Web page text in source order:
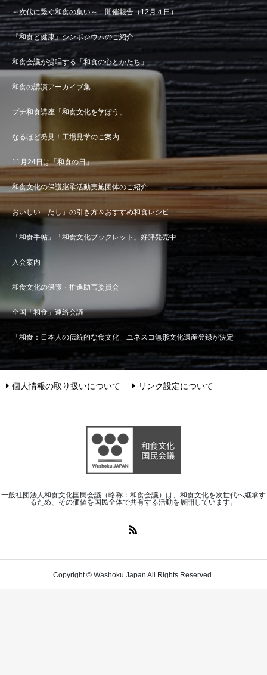
～次代に繋ぐ和食の集い～ 開催報告（12月４日）
『和食と健康』シンポジウムのご紹介
和食会議が提唱する「和食の心とかたち」
和食の講演アーカイブ集
プチ和食講座「和食文化を学ぼう」
なるほど発見！工場見学のご案内
11月24日は「和食の日」
和食文化の保護継承活動実施団体のご紹介
おいしい「だし」の引き方＆おすすめ和食レシピ
「和食手帖」「和食文化ブックレット」好評発売中
入会案内
和食文化の保護・推進助言委員会
全国「和食」連絡会議
「和食：日本人の伝統的な食文化」ユネスコ無形文化遺産登録が決定
個人情報の取り扱いについて リンク設定について
一般社団法人和食文化国民会議（略称：和食会議）は、和食文化を次世代へ継承す
るため、その価値を国民全体で共有する活動を展開しています。
Copyright © Washoku Japan All Rights Reserved.